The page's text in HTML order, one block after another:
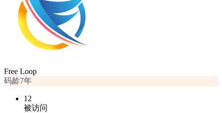
Free Loop
码龄7年
12
被访问